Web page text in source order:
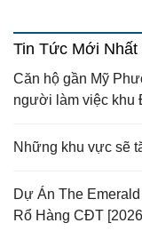
Tin Tức Mới Nhất
Căn hộ gần Mỹ
người làm việc khu
Những khu vực sẽ
Dự Án The
Rổ Hàng CĐT